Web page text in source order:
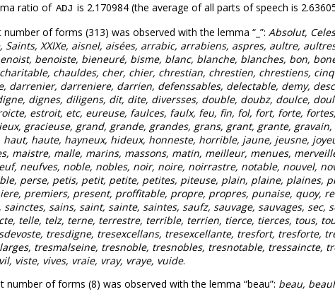
ratio of ADJ is 2.170984 (the average of all parts of speech is
number of forms (313) was observed with the lemma “_”: Absolut,
Saints, XXIXe, aisnel, aisées, arrabic, arrabiens, aspres, aultre,
benoiste, bieneuré, bisme, blanc, blanche, blanches, bon,
chauldes, cher, chier, chrestian, chrestien, chrestiens,
darrenier, darreniere, darrien, defenssables, delectable, demy,
dignes, diligens, dit, dite, diversses, double, doubz, doulce,
estroit, etc, eureuse, faulces, faulx, feu, fin, fol, fort, forte,
gracieuse, grand, grande, grandes, grans, grant, grante,
haut, haute, hayneux, hideux, honneste, horrible, jaune, jeusne,
maistre, malle, marins, massons, matin, meilleur, menues,
neufves, noble, nobles, noir, noire, noirrastre, notable, nouvel,
perse, petis, petit, petite, petites, piteuse, plain, plaine, plaines,
premiers, present, proffitable, propre, propres, punaise, quoy,
sains, saint, sainte, saintes, saufz, sauvage, sauvages,
telle, telz, terne, terrestre, terrible, terrien, tierce, tierces, tous,
tresdigne, tresexcellans, tresexcellante, tresfort, tresforte,
tresmalseine, tresnoble, tresnobles, tresnotable, tressaincte,
viste, vives, vraie, vray, vraye, vuide.
number of forms (8) was observed with the lemma “beau”: beau,